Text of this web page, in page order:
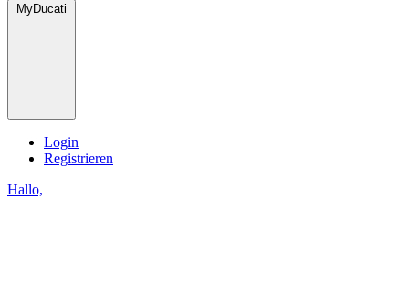
MyDucati
Login
Registrieren
Hallo,